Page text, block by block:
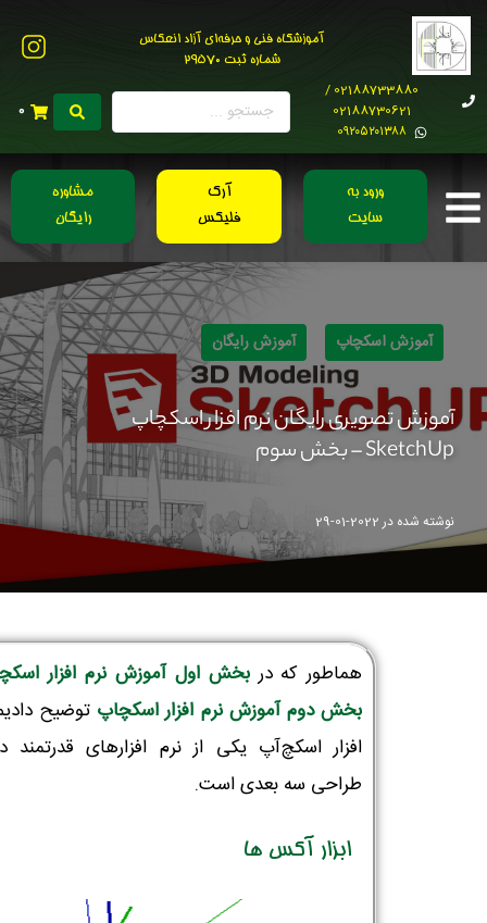
آموزشگاه فنی و حرفه‌ای آزاد انعکاس
شماره ثبت 29570
02188733880 /
02188730621
0۹۲۰۵۲۰۱۳۸۸
0
ورود به
سایت
آرک
فلیکس
مشاوره
رایگان
آموزش اسکچاپ آموزش رایگان
آموزش تصویری رایگان نرم افزار اسکچاپ
SketchUp – بخش سوم
نوشته شده در2022-01-29
هماطور که دربخش اول آموزش نرم افزار
بخش دوم آموزش نرم افزار اسکچاپ توضیح
افزار اسکچ‌آپ یکی از نرم افزارهای قدرتمند
طراحی سه بعدی است.
ابزار آکس ها